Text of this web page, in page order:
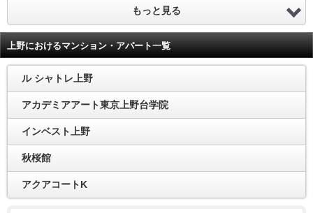
もっと見る
上野におけるマンション・アパート一覧
ル シャトレ上野
アカデミアアート東京上野台学院
インベスト上野
秋桜館
アクアコートK